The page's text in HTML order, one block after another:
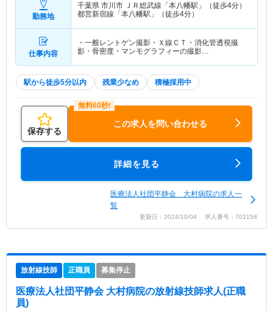
勤務地
千葉県 市川市
ＪＲ総武線「本八幡駅」（徒歩4分）
都営新宿線「本八幡駅」（徒歩4分）
仕事内容
・一般レントゲン撮影・Ｘ線ＣＴ・消化管透視撮
影・骨密度・マンモグラフィーの撮影…
駅から徒歩5分以内 残業少なめ 積極採用中
保存する
この求人を問い合わせる
詳細を見る
医療法人社団平静会 大村病院の求人一
覧
更新日：2024/10/04 求人番号：702158
放射線技師 正職員 募集停止
医療法人社団平静会 大村病院の放射線技師求人(正職
員)